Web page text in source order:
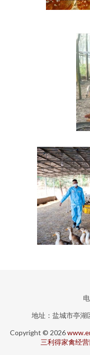
地址：盐城市亭湖
Copyright © 2026
三利得家禽经